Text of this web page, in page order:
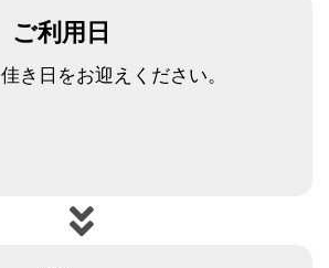
ご利用日
佳き日をお迎えください。